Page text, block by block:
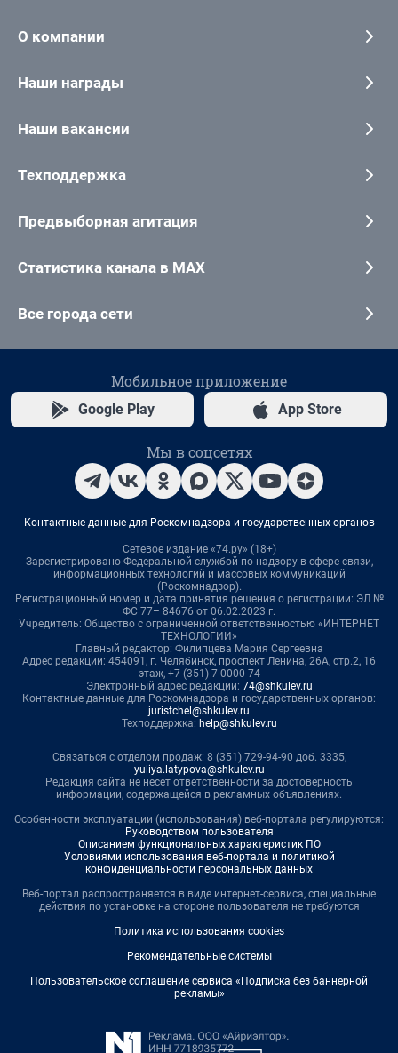
О компании
Наши награды
Наши вакансии
Техподдержка
Предвыборная агитация
Статистика канала в MAX
Все города сети
Мобильное приложение
Google Play App Store
Мы в соцсетях
Контактные данные для Роскомнадзора и государственных органов
Сетевое издание «74.ру» (18+)
Зарегистрировано Федеральной службой по надзору в сфере связи,
информационных технологий и массовых коммуникаций
(Роскомнадзор).
Регистрационный номер и дата принятия решения о регистрации: ЭЛ №
ФС 77– 84676 от 06.02.2023 г.
Учредитель: Общество с ограниченной ответственностью «ИНТЕРНЕТ
ТЕХНОЛОГИИ»
Главный редактор: Филипцева Мария Сергеевна
Адрес редакции: 454091, г. Челябинск, проспект Ленина, 26А, стр.2, 16
этаж, +7 (351) 7-0000-74
Электронный адрес редакции: 74@shkulev.ru
Контактные данные для Роскомнадзора и государственных органов:
juristchel@shkulev.ru
Техподдержка: help@shkulev.ru
Связаться с отделом продаж: 8 (351) 729-94-90 доб. 3335,
yuliya.latypova@shkulev.ru
Редакция сайта не несет ответственности за достоверность
информации, содержащейся в рекламных объявлениях.
Особенности эксплуатации (использования) веб-портала регулируются:
Руководством пользователя
Описанием функциональных характеристик ПО
Условиями использования веб-портала и политикой
конфиденциальности персональных данных
Веб-портал распространяется в виде интернет-сервиса, специальные
действия по установке на стороне пользователя не требуются
Политика использования cookies
Рекомендательные системы
Пользовательское соглашение сервиса «Подписка без баннерной
рекламы»